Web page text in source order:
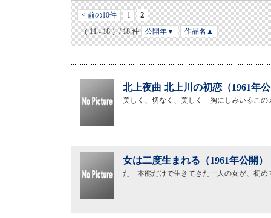
< 前の10件 1 2
（ 11 - 18 ）/ 18 件 公開年▼ 作品名▲
北上夜曲 北上川の初恋（1961年
美しく、切なく、美しく 胸にしみいるこ
女は二度生まれる（1961年公開）
たゞ本能だけで生きてきた一人の女が、初